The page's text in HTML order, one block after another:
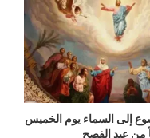
إلى السماء يوم الخميس
من عيد الفصح